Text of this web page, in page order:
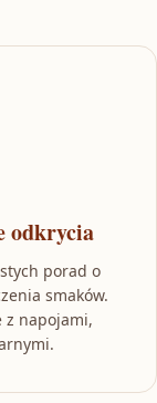
odkrycia
porad o
smaków.
z napojami,